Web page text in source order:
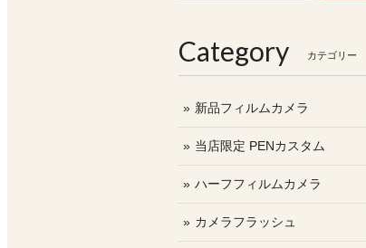
Category カテゴリー
新品フィルムカメラ
当店限定 PENカスタム
ハーフフィルムカメラ
カメラフラッシュ